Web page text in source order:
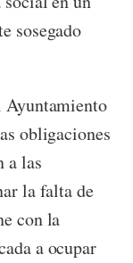
sosegado
Ayuntamiento
obligaciones
a las
la falta de
con la
a ocupar